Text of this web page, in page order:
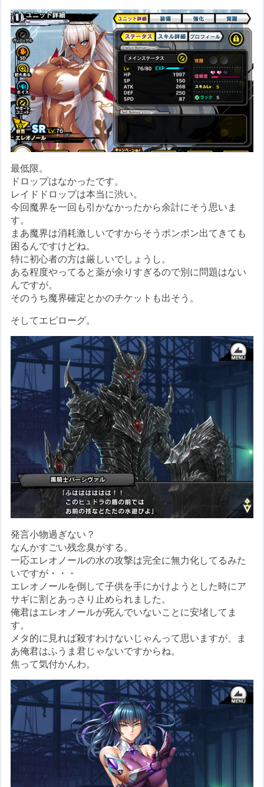
最低限。
ドロップはなかったです。
レイドドロップは本当に渋い。
今回魔界を一回も引かなかったから余計にそう思いま
す。
まあ魔界は消耗激しいですからそうポンポン出てきても
困るんですけどね。
特に初心者の方は厳しいでしょうし。
ある程度やってると薬が余りすぎるので別に問題はない
んですが。
そのうち魔界確定とかのチケットも出そう。
そしてエピローグ。
発言小物過ぎない？
なんかすごい残念臭がする。
一応エレオノールの水の攻撃は完全に無力化してるみた
いですが・・・
エレオノールを倒して子供を手にかけようとした時にア
サギに割とあっさり止められました。
俺君はエレオノールが死んでいないことに安堵してま
す。
メタ的に見れば殺すわけないじゃんって思いますが、ま
あ俺君はふうま君じゃないですからね。
焦って気付かんわ。